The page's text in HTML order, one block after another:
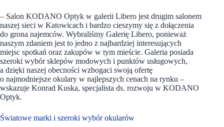
– Salon KODANO Optyk w galerii Libero jest drugim salonem
naszej sieci w Katowicach i bardzo cieszymy się z dołączenia
do grona najemców. Wybraliśmy Galerię Libero, ponieważ
naszym zdaniem jest to jedno z najbardziej interesujących
miejsc spotkań oraz zakupów w tym mieście. Galeria posiada
szeroki wybór sklepów modowych i punktów usługowych,
a dzięki naszej obecności wzbogaci swoją ofertę
o najmodniejsze okulary w najlepszych cenach na rynku –
wskazuje Konrad Kuska, specjalista ds. rozwoju w KODANO
Optyk.
Światowe marki i szeroki wybór okularów